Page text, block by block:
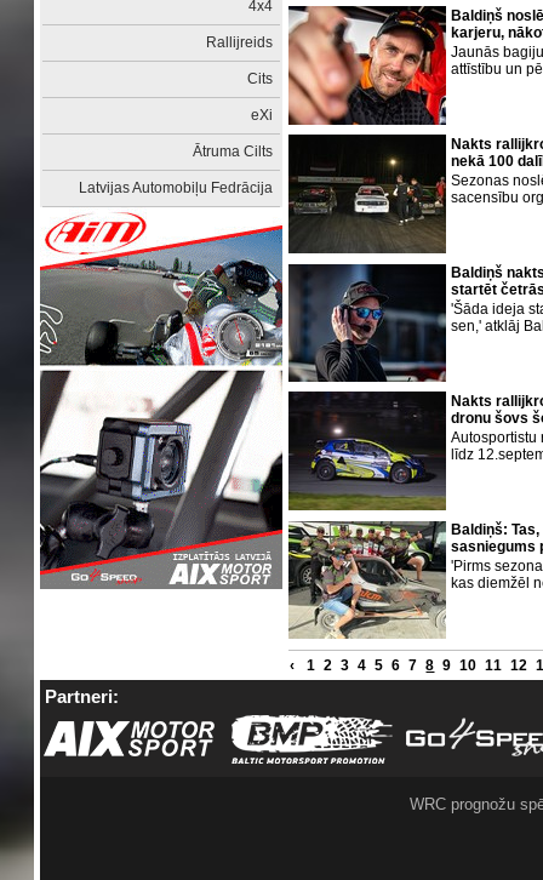
4x4
Rallijreids
Cits
eXi
Ātruma Cilts
Latvijas Automobiļu Fedrācija
Baldiņš
karjeru,
Jaunās
attīstību un
Nakts
nekā 100
Sezonas
sacensību
Baldiņš
startēt
'Šāda ideja
sen,' atklāj
Nakts
dronu šovs
Autosportistu
līdz
Baldiņš:
sasniegums
'Pirms
kas diemžēl
‹ 1 2 3 4 5 6 7 8 9 10 11 12
Partneri:
WRC prognožu